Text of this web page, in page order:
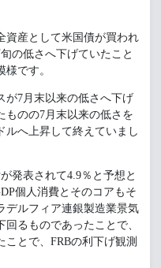
資産として米国債が買われ
の低さへ下げていたこと
です。
が7月末以来の低さへ下げ
ものの7月末以来の低さを
ルへ上昇して終えていまし
発表されて4.9％と予想と
個人消費とそのコアもそ
デルフィア連銀製造業景気
るものであったことで、
とで、FRBの利下げ観測